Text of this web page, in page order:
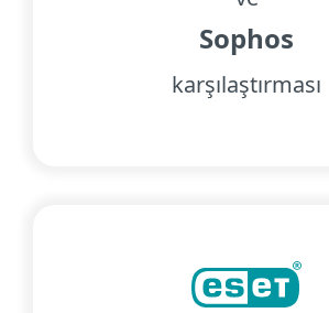
Sophos
karşılaştırması